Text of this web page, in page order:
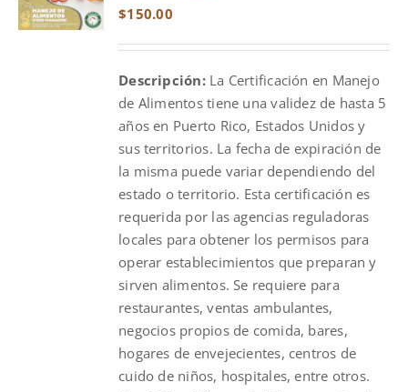
$150.00
Descripción: La Certificación en Manejo
de Alimentos tiene una validez de hasta 5
años en Puerto Rico, Estados Unidos y
sus territorios. La fecha de expiración de
la misma puede variar dependiendo del
estado o territorio. Esta certificación es
requerida por las agencias reguladoras
locales para obtener los permisos para
operar establecimientos que preparan y
sirven alimentos. Se requiere para
restaurantes, ventas ambulantes,
negocios propios de comida, bares,
hogares de envejecientes, centros de
cuido de niños, hospitales, entre otros.